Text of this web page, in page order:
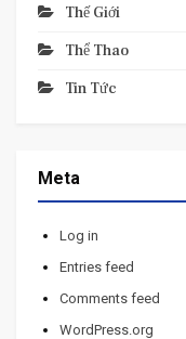
Thế Giới
Thể Thao
Tin Tức
Meta
Log in
Entries feed
Comments feed
WordPress.org